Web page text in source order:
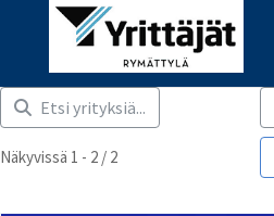
Etsi yrityksiä...
Näkyvissä 1 - 2 / 2